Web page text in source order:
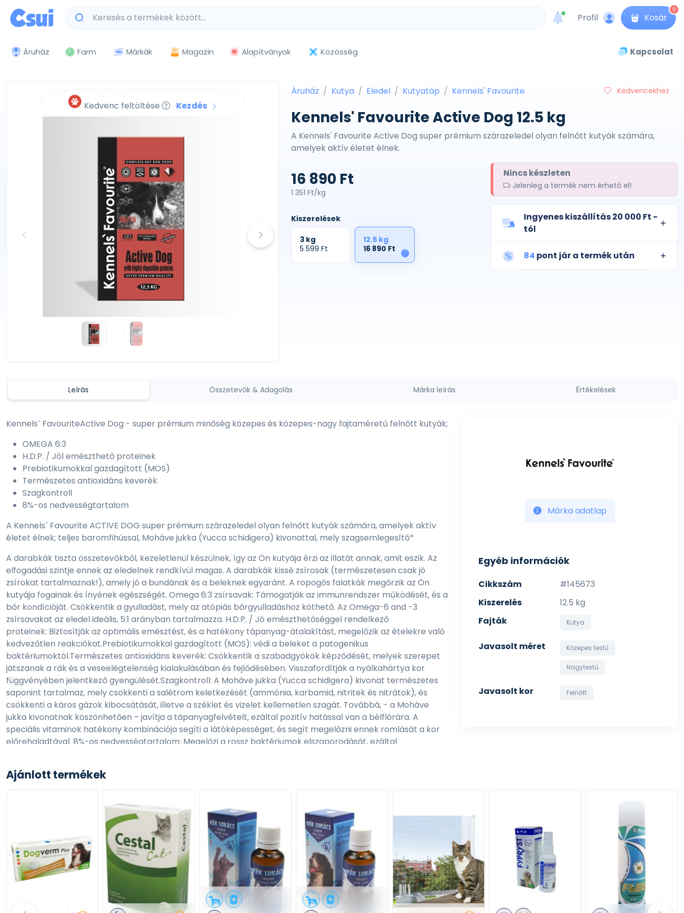
unread messages
Profil Kosár
0
Áruház Farm Márkák Magazin Alapítványok Közösség Kapcsolat
Kedvenc feltöltése Kezdés
Áruház Kutya Eledel Kutyatáp Kennels' Favourite Kedvencekhez
Kennels' Favourite Active Dog 12.5 kg
A Kennels' Favourite Active Dog super prémium szárazeledel olyan felnőtt kutyák számára,
amelyek aktív életet élnek.
16 890 Ft
1 351 Ft/kg
Kiszerelések
3 kg
5 599 Ft
1
12.5 kg
16 890 Ft
Nincs készleten
Jelenleg a termék nem érhető el!
Ingyenes kiszállítás 20 000 Ft -
tól
84 pont jár a termék után
Leírás Összetevők & Adagolás Márka leírás Értékelések
Kennels` FavouriteActive Dog - super prémium minőség közepes és közepes-nagy fajtaméretű felnőtt kutyák;
OMEGA 6:3
H.D.P. / Jól emészthető proteinek
Prebiotikumokkal gazdagított (MOS)
Természetes antioxidáns keverék
Szagkontroll
8%-os nedvességtartalom
A Kennels` Favourite ACTIVE DOG super prémium szárazeledel olyan felnőtt kutyák számára, amelyek aktív
életet élnek; teljes baromfihússal, Moháve jukka (Yucca schidigera) kivonattal, mely szagsemlegesítő*
A darabkák tiszta összetevőkből, kezeletlenül készülnek, így az Ön kutyája érzi az illatát annak, amit eszik. Az
elfogadási szintje ennek az eledelnek rendkívül magas. A darabkák kissé zsírosak (természetesen csak jó
zsírokat tartalmaznak!), amely jó a bundának és a beleknek egyaránt. A ropogós falatkák megőrzik az Ön
kutyája fogainak és ínyének egészségét. Omega 6:3 zsírsavak: Támogatják az immunrendszer működését, és a
bőr kondícióját. Csökkentik a gyulladást, mely az atópiás bőrgyulladáshoz köthető. Az Omega-6 and -3
zsírsavakat az eledel ideális, 5:1 arányban tartalmazza. H.D.P. / Jó emészthetőséggel rendelkező
proteinek: Biztosítják az optimális emésztést, és a hatékony tápanyag-átalakítást, megelőzik az ételekre való
kedvezőtlen reakciókat.Prebiotikumokkal gazdagított (MOS): védi a beleket a patogenikus
baktériumoktól.Természetes antioxidáns keverék: Csökkentik a szabadgyökök képződését, melyek szerepet
játszanak a rák és a veseelégtelenség kialakulásában és fejlődésében. Visszafordítják a nyálkahártya kor
függvényében jelentkező gyengülését.Szagkontroll: A Moháve jukka (Yucca schidigera) kivonat természetes
saponint tartalmaz, mely csökkenti a salétrom keletkezését (ammónia, karbamid, nitritek és nitrátok), és
csökkenti a káros gázok kibocsátását, illetve a széklet és vizelet kellemetlen szagát. Továbbá, - a Moháve
jukka kivonatnak köszönhetően – javítja a tápanyagfelvételt, ezáltal pozitív hatással van a bélflórára. A
speciális vitaminok hatékony kombinációja segíti a látóképességet, és segít megelőzni ennek romlását a kor
előrehaladtával. 8%-os nedvességtartalom: Megelőzi a rossz baktériumok elszaporodását, ezáltal
A vitaminok és ásványi anyagok speciális formulája biztosítja az összes tápanyagot, amire egy aktív kutyának
egy felnőtt kutyának szüksége lehet.
Ennek az eledelnek az előnyei
- Magas energiaérték- Jó emészthetőség- Optimális elfogadás- NINCSENEK szagproblémák!
Ajánlott helyettesítők: Kennels` Favourite Adult Dog
Márka adatlap
Egyéb információk
Cikkszám
#145673
Kiszerelés
12.5 kg
Fajták
Kutya
Javasolt méret Közepes testű
Nagytestű
Javasolt kor Felnőtt
Ajánlott termékek